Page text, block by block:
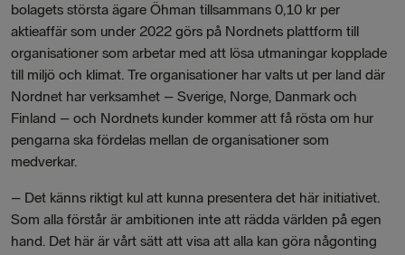
bolagets största ägare Öhman tillsammans 0,10 kr per
aktieaffär som under 2022 görs på Nordnets plattform till
organisationer som arbetar med att lösa utmaningar kopplade
till miljö och klimat. Tre organisationer har valts ut per land där
Nordnet har verksamhet – Sverige, Norge, Danmark och
Finland – och Nordnets kunder kommer att få rösta om hur
pengarna ska fördelas mellan de organisationer som
medverkar.
– Det känns riktigt kul att kunna presentera det här initiativet.
Som alla förstår är ambitionen inte att rädda världen på egen
hand. Det här är vårt sätt att visa att alla kan göra någonting